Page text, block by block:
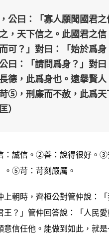
公曰：「寡人願聞國君
，天下信之。此國君之
可？」對曰：「始於爲
曰：「請問爲身？」對
德，此爲身也。遠擧賢
⑤，刑廉而不赦，此爲
）
：誠信。②善：說得很好。
。⑤苛：苛刻嚴厲。
上朝時，齊桓公對管仲說：
王？」管仲回答說：「人民
意信任他。能做到如此，就